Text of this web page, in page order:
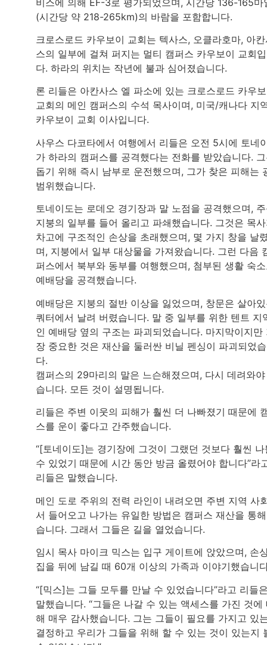
(시간당 약 218-265km)의 바람을 포함합니다.
크로스로드 카우보이 교회는 텍사스, 오클라호마, 아
스의 일부에 걸쳐 퍼지는 멀티 캠퍼스 카우보이 교회
다. 하라의 위치는 작년에 불과 심어졌습니다.
론 리들은 아칸사스 엘 파소에 있는 크로스로드 카우
교회의 메인 캠퍼스의 수석 목사이며, 미국/캐나다 지
카우보이 교회 이사입니다.
사우스 다코타에서 여행에서 리들은 오전 5시에 토네
가 하라의 캠퍼스를 공격했다는 전화를 받았습니다.
돕기 위해 즉시 남부로 운전했으며, 그가 찾은 피해는
범위했습니다.
토네이도는 로데오 경기장과 말 노점을 공격했으며,
지붕의 일부를 들어 올리고 파쇄했습니다. 그것은 목
차고에 구조적인 손상을 초래했으며, 몇 가지 창을 날
며, 지붕에서 일부 대상물을 가져왔습니다. 그런 다음
퍼스에서 북부와 동부를 여행했으며, 첨부된 생활 숙
예배당을 공격했습니다.
예배당은 지붕의 절반 이상을 잃었으며, 창문은 살아
쿼터에서 날려 버렸습니다. 말 중 일부를 위한 텐트 지
인 예배당 옆의 구조는 파괴되었습니다. 마지막이지만
장 중요한 것은 재산을 둘러싼 비닐 펜싱이 파괴되었
다.
캠퍼스의 29마리의 말은 느슨해졌으며, 다시 데려와
습니다. 모든 것이 설명됩니다.
리들은 주변 이웃의 피해가 훨씬 더 나빠졌기 때문에
스를 운이 좋다고 간주했습니다.
“[토네이도]는 경기장에 그것이 그랬던 것보다 훨씬 나
수 있었기 때문에 시간 동안 방금 올렸어야 합니다”라
리들은 말했습니다.
메인 도로 주위의 전력 라인이 내려오면 주변 지역 사
서 들어오고 나가는 유일한 방법은 캠퍼스 재산을 통
습니다. 그래서 그들은 길을 열었습니다.
임시 목사 마이크 믹스는 입구 게이트에 앉았으며, 손
집을 뒤에 남길 때 60개 이상의 가족과 이야기했습니
“[믹스]는 그들 모두를 만날 수 있었습니다”라고 리들
말했습니다. “그들은 나갈 수 있는 액세스를 가진 것에
해 매우 감사했습니다. 그는 그들이 필요를 가지고 있
결정하고 우리가 그들을 위해 할 수 있는 것이 있는지